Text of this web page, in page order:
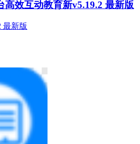
高效互动教育新v5.19.2 最新版
最新版